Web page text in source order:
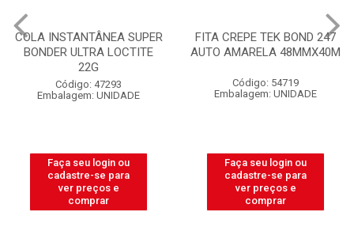
COLA INSTANTÂNEA SUPER
BONDER ULTRA LOCTITE
22G
Código: 47293
Embalagem: UNIDADE
Faça seu login ou
cadastre-se para
ver preços e
comprar
FITA CREPE TEK BOND 247
AUTO AMARELA 48MMX40M
Código: 54719
Embalagem: UNIDADE
Faça seu login ou
cadastre-se para
ver preços e
comprar